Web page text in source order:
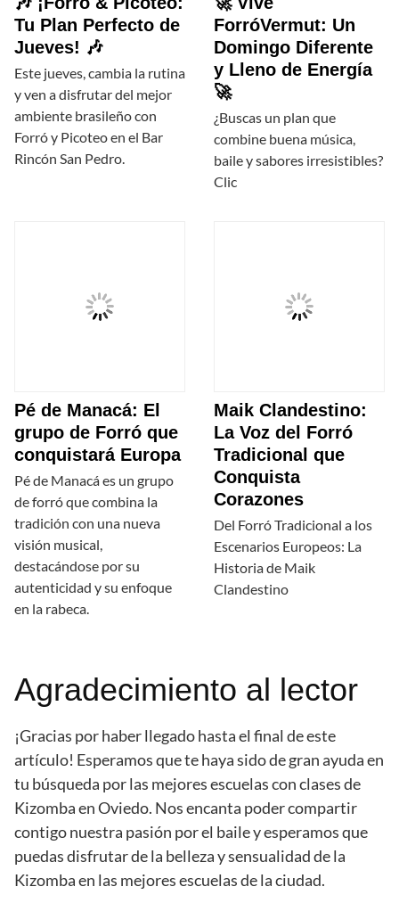
Tu Plan Perfecto de
Jueves! 🎶
Este jueves, cambia la rutina
y ven a disfrutar del mejor
ambiente brasileño con
Forró y Picoteo en el Bar
Rincón San Pedro.
ForróVermut: Un
Domingo Diferente
y Lleno de Energía
🚀
¿Buscas un plan que
combine buena música,
baile y sabores irresistibles?
Clic
Pé de Manacá: El
grupo de Forró que
conquistará Europa
Pé de Manacá es un grupo
de forró que combina la
tradición con una nueva
visión musical,
destacándose por su
autenticidad y su enfoque
en la rabeca.
Maik Clandestino:
La Voz del Forró
Tradicional que
Conquista
Corazones
Del Forró Tradicional a los
Escenarios Europeos: La
Historia de Maik
Clandestino
Agradecimiento al lector
¡Gracias por haber llegado hasta el final de este
artículo! Esperamos que te haya sido de gran ayuda en
tu búsqueda por las mejores escuelas con clases de
Kizomba en Oviedo. Nos encanta poder compartir
contigo nuestra pasión por el baile y esperamos que
puedas disfrutar de la belleza y sensualidad de la
Kizomba en las mejores escuelas de la ciudad.